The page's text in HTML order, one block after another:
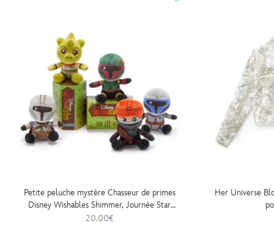
Petite peluche mystère Chasseur de primes
Disney Wishables Shimmer, Journée Star
Wars 2026, 14 cm
20.00€
Her Universe